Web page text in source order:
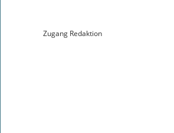
Zugang Redaktion